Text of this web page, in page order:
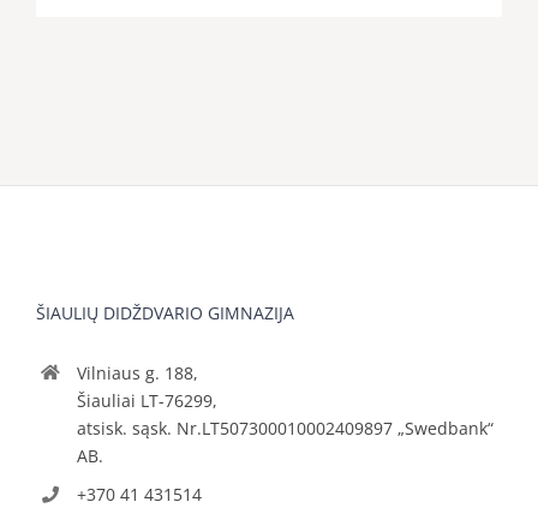
ŠIAULIŲ DIDŽDVARIO GIMNAZIJA
Vilniaus g. 188,
Šiauliai LT-76299,
atsisk. sąsk. Nr.LT507300010002409897 „Swedbank“
AB.
+370 41 431514